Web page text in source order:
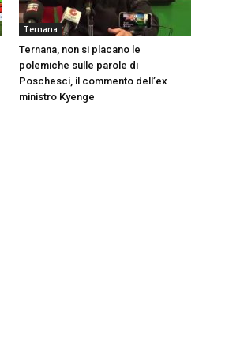
Ternana
Ternana, non si placano le
polemiche sulle parole di
Poschesci, il commento dell’ex
ministro Kyenge